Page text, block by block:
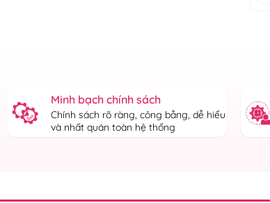
Minh bạch chính sách
Chính sách rõ ràng, công bằng, dễ hiểu
và nhất quán toàn hệ thống